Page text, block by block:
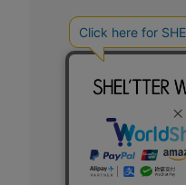
BAROQUE
COPYRIGHT ©